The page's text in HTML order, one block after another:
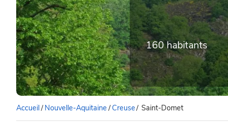
160 habitants
Accueil/ Nouvelle-Aquitaine/Creuse/ Saint-Domet